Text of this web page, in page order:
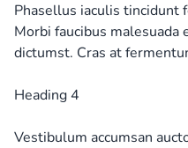
Phasellus iaculis tincidunt
Morbi faucibus malesuada
dictumst. Cras at
Heading 4
Vestibulum accumsan